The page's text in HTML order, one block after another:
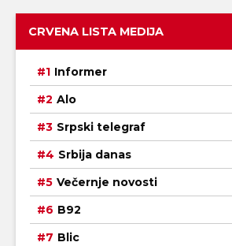
CRVENA LISTA MEDIJA
Informer
Alo
Srpski telegraf
Srbija danas
Večernje novosti
B92
Blic